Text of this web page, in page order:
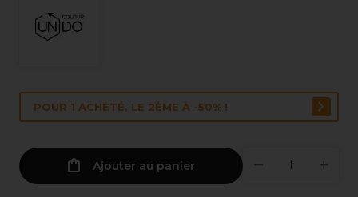
POUR 1 ACHETÉ, LE 2ÈME À -50% !
Ajouter au panier